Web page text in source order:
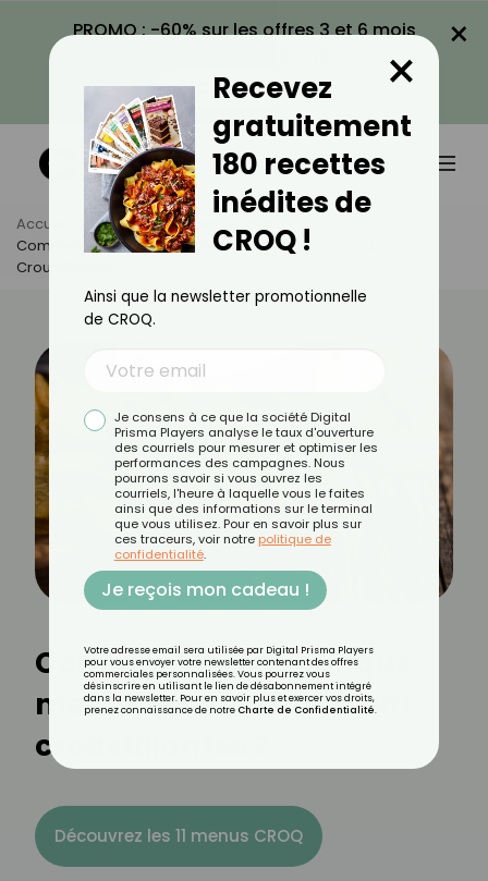
PROMO : -60% sur les offres 3 et 6 mois
VOIR LA PROMO
×
Accueil Actus
Astuces Culinaires
Comment Faire Pour Que Mes Chips Maison Soient
Croustillantes ?
Comment faire pour que
mes chips maison soient
croustillantes ?
Découvrez les 11 menus CROQ
Recevez
gratuitement
180 recettes
inédites de
CROQ !
×
Ainsi que la newsletter promotionnelle
de CROQ.
Je consens à ce que la société Digital
Prisma Players analyse le taux d'ouverture
des courriels pour mesurer et optimiser les
performances des campagnes. Nous
pourrons savoir si vous ouvrez les
courriels, l'heure à laquelle vous le faites
ainsi que des informations sur le terminal
que vous utilisez. Pour en savoir plus sur
ces traceurs, voir notre politique de
confidentialité.
Je reçois mon cadeau !
Votre adresse email sera utilisée par Digital Prisma Players
pour vous envoyer votre newsletter contenant des offres
commerciales personnalisées. Vous pourrez vous
désinscrire en utilisant le lien de désabonnement intégré
dans la newsletter. Pour en savoir plus et exercer vos droits,
prenez connaissance de notre Charte de Confidentialité.